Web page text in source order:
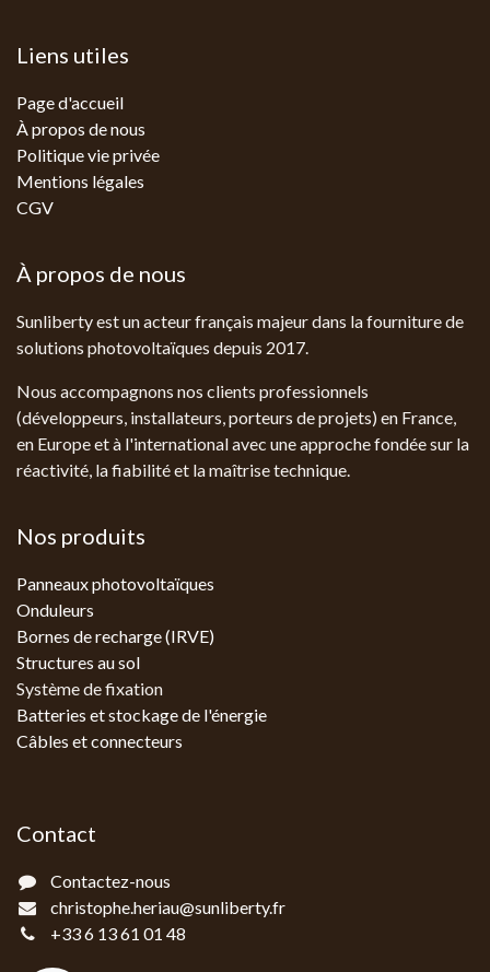
Liens utiles
Page d'accueil
À propos de nous
Politique vie privée
Mentions légales
CGV
À propos de nous
Sunliberty est un acteur français majeur dans la fourniture de
solutions photovoltaïques depuis 2017.
Nous accompagnons nos clients professionnels
(développeurs, installateurs, porteurs de projets) en France,
en Europe et à l'international avec une approche fondée sur la
réactivité, la fiabilité et la maîtrise technique.
Nos produits
Panneaux photovoltaïques
Onduleurs
Bornes de recharge (IRVE)
Structures au sol
Système de fixation
Batteries et stockage de l'énergie
Câbles et connecteurs
Contact
Contactez-nous
christophe.heriau@sunliberty.fr
+33 6 13 61 01 48‬